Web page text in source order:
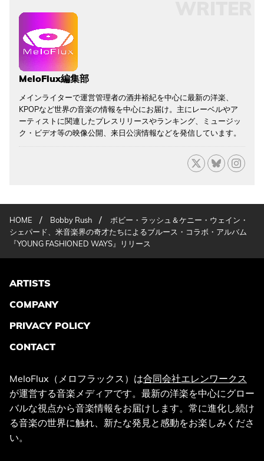
MeloFlux編集部
メインライターで運営管理者の酒井裕紀を中心に最新の洋楽、
KPOPなど世界の音楽の情報を中心にお届け。主にレーベルやア
ーティストに関連したプレスリリースやランキング、ミュージッ
ク・ビデオ等の映像公開、来日公演情報などを発信しています。
HOME / Bobby Rush /
ボビー・ラッシュ＆ケニー・ウェイン・
シェパード、米音楽界の奇才たちによるブルース・コラボ・アルバム
『YOUNG FASHIONED WAYS』リリース
ARTISTS
COMPANY
PRIVACY POLICY
CONTACT
MeloFlux（メロフラックス）は合同会社エレンワークス
が運営する音楽メディアです。最新の洋楽を中心にグロー
バルな視点から音楽情報をお届けします。常に進化し続け
る音楽の世界に触れ、新たな発見と感動をお楽しみくださ
い。